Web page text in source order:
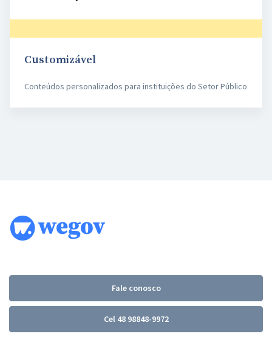
Customizável
Conteúdos personalizados para instituições do Setor Público
Fale conosco
Cel 48 98848-9972